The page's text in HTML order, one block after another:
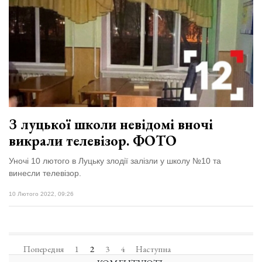
З луцької школи невідомі вночі
викрали телевізор. ФОТО
Уночі 10 лютого в Луцьку злодії залізли у школу №10 та
винесли телевізор.
10 Лютого 2022, 09:26
Попередня 1 2 3 4 Наступна